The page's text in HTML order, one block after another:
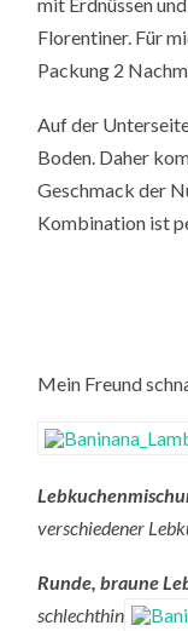
Florentiner. Für
Packung 2
Auf der
Boden. Daher
Geschmack der
Kombination ist
Mein Freund
verschiedener
Runde, braune
schlechthin